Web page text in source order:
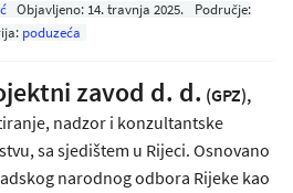
Objavljeno: 14. travnja 2025.
Područje:
poduzeća
zavod d. d. (GPZ),
nadzor i konzultantske
sa sjedištem u Rijeci. Osnovano
narodnog odbora Rijeke kao